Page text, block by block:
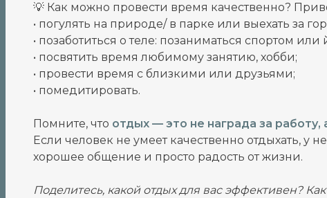
💡 Как можно провести время качественно?
• погулять на природе/ в парке или выехать за
• позаботиться о теле: позаниматься спортом
• посвятить время любимому занятию, хобби;
• провести время с близкими или друзьями;
• помедитировать.
Помните, что отдых — это не награда за работу,
Если человек не умеет качественно отдыхать, у
хорошее общение и просто радость от жизни.
Поделитесь, какой отдых для вас эффективен?